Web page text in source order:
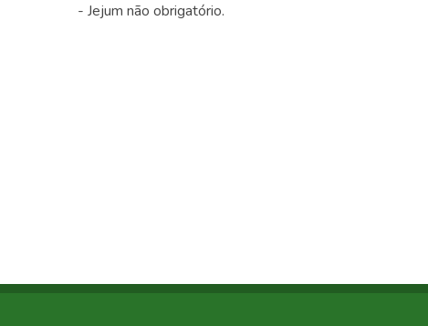
- Jejum não obrigatório.